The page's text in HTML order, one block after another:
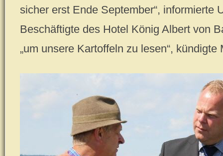
sicher erst Ende September“, informierte
Beschäftigte des Hotel König Albert von
„um unsere Kartoffeln zu lesen“, kündigte